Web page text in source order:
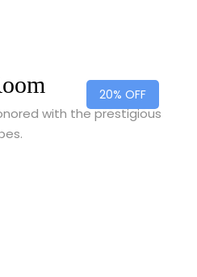
20% OFF
with the prestigious